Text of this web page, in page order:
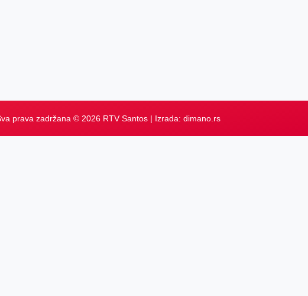
prava zadržana © 2026 RTV Santos | Izrada: dimano.rs